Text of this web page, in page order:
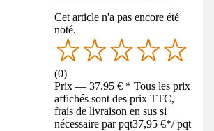
Cet article n'a pas encore été
noté.
(0)
Prix — 37,95 € * Tous les prix
affichés sont des prix TTC,
frais de livraison en sus si
nécessaire par pqt37,95 €*/ pqt